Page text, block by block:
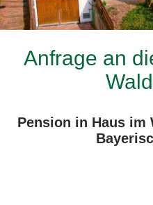
Anfrage an
Pension in Haus im